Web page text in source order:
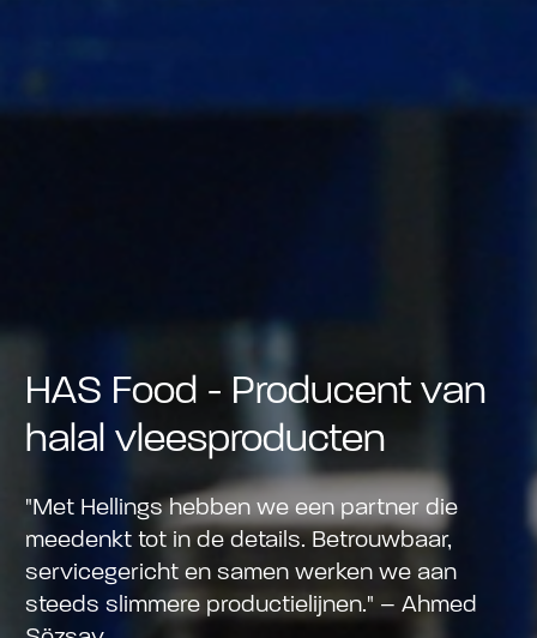
HAS Food - Producent van
halal vleesproducten
"Met Hellings hebben we een partner die
meedenkt tot in de details. Betrouwbaar,
servicegericht en samen werken we aan
steeds slimmere productielijnen." – Ahmed